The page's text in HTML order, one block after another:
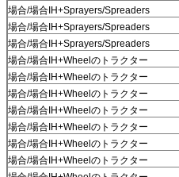
場合/場合IH+Sprayers/Spreaders
場合/場合IH+Sprayers/Spreaders
場合/場合IH+Sprayers/Spreaders
場合/場合IH+Wheelのトラクター
場合/場合IH+Wheelのトラクター
場合/場合IH+Wheelのトラクター
場合/場合IH+Wheelのトラクター
場合/場合IH+Wheelのトラクター
場合/場合IH+Wheelのトラクター
場合/場合IH+Wheelのトラクター